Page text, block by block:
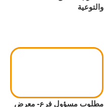
والتوعية
مطلوب مسؤول فرع- معرض